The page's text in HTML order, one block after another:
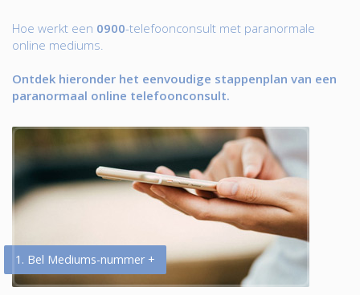
Hoe werkt een 0900-telefoonconsult met paranormale
online mediums.
Ontdek hieronder het eenvoudige stappenplan van een
paranormaal online telefoonconsult.
1. Bel Mediums-nummer +